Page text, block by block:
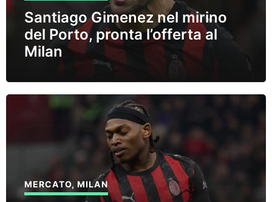
Santiago Gimenez nel mirino
del Porto, pronta l’offerta al
Milan
MERCATO,MILAN